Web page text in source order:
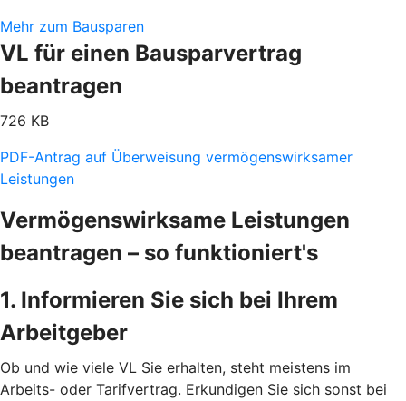
Mehr zum Bausparen
VL für einen Bausparvertrag
beantragen
726 KB
PDF-Antrag auf Überweisung vermögenswirksamer
Leistungen
Vermögenswirksame Leistungen
beantragen – so funktioniert's
1. Informieren Sie sich bei Ihrem
Arbeitgeber
Ob und wie viele VL Sie erhalten, steht meistens im
Arbeits- oder Tarifvertrag. Erkundigen Sie sich sonst bei